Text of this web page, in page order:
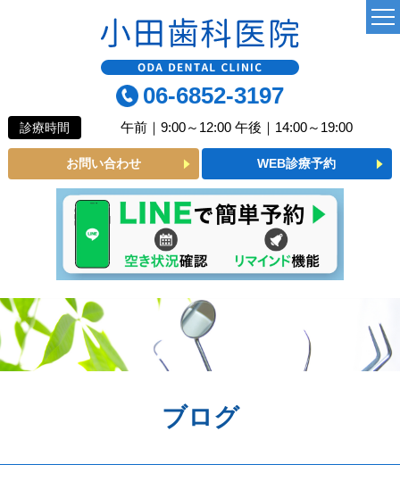
06-6852-3197
診療時間 午前｜9:00～12:00 午後｜14:00～19:00
お問い合わせ WEB診療予約
よくあるご質問
診療MENU
一般歯科
小児歯科
予防歯科
審美メニュー
ホワイトニング
ブログ